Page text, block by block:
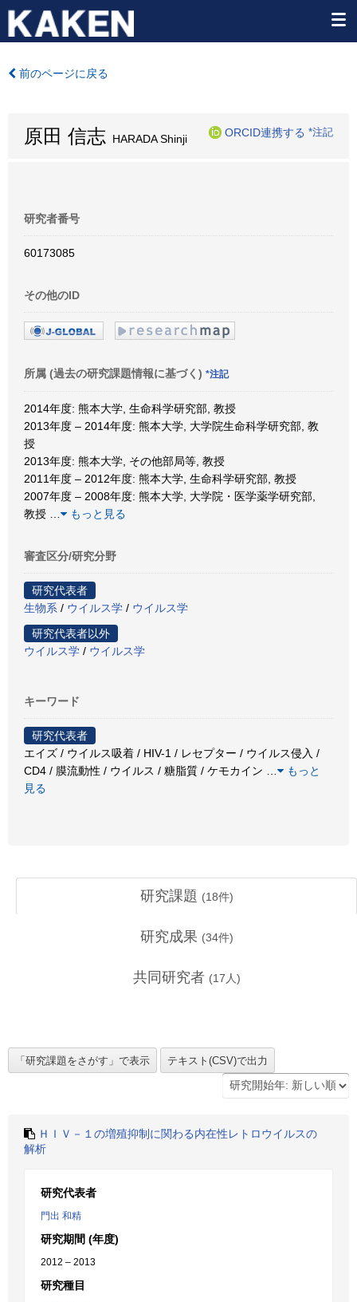
前のページに戻る
原田 信志 HARADA Shinji
ORCID連携する *注記
研究者番号
60173085
その他のID
所属 (過去の研究課題情報に基づく) *注記
2014年度: 熊本大学, 生命科学研究部, 教授
2013年度 – 2014年度: 熊本大学, 大学院生命科学研究部, 教
授
2013年度: 熊本大学, その他部局等, 教授
2011年度 – 2012年度: 熊本大学, 生命科学研究部, 教授
2007年度 – 2008年度: 熊本大学, 大学院・医学薬学研究部,
教授
もっと見る
審査区分/研究分野
研究代表者
生物系 / ウイルス学 / ウイルス学
研究代表者以外
ウイルス学 / ウイルス学
キーワード
研究代表者
エイズ / ウイルス吸着 / HIV-1 / レセプター / ウイルス侵入 /
CD4 / 膜流動性 / ウイルス / 糖脂質 / ケモカイン
もっと
見る
研究課題 (18件)
研究成果 (34件)
共同研究者 (17 人)
ＨＩＶ－１の増殖抑制に関わる内在性レトロウイルスの
解析
研究代表者
門出 和精
研究期間 (年度)
2012 – 2013
研究種目